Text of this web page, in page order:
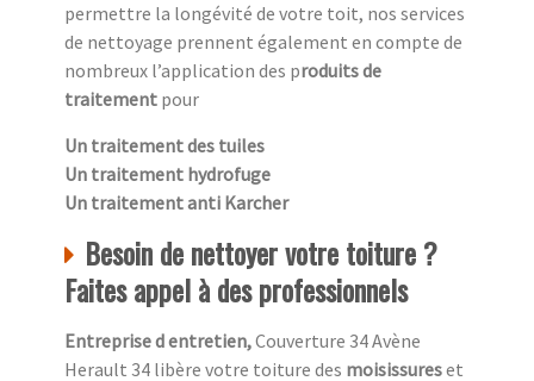
permettre la longévité de votre toit, nos services
de nettoyage prennent également en compte de
nombreux l’application des produits de
traitement pour
Un traitement des tuiles
Un traitement hydrofuge
Un traitement anti Karcher
Besoin de nettoyer votre toiture ?
Faites appel à des professionnels
Entreprise d entretien,Couverture 34 Avène
Herault 34 libère votre toiture des moisissureset